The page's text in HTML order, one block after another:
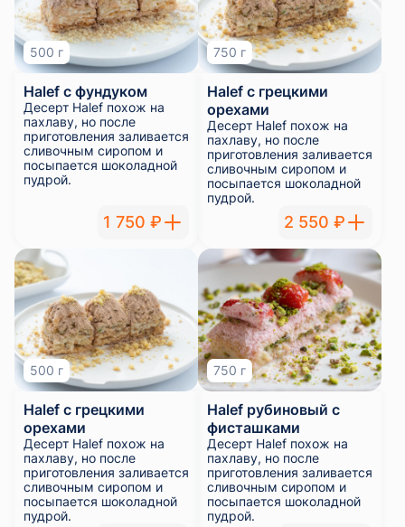
500 г
Halef с фундуком
Десерт Halef похож на
пахлаву, но после
приготовления заливается
сливочным сиропом и
посыпается шоколадной
пудрой.
1 750 ₽
750 г
Halef с грецкими
орехами
Десерт Halef похож на
пахлаву, но после
приготовления заливается
сливочным сиропом и
посыпается шоколадной
пудрой.
2 550 ₽
500 г
Halef с грецкими
орехами
Десерт Halef похож на
пахлаву, но после
приготовления заливается
сливочным сиропом и
посыпается шоколадной
пудрой.
750 г
Halef рубиновый с
фисташками
Десерт Halef похож на
пахлаву, но после
приготовления заливается
сливочным сиропом и
посыпается шоколадной
пудрой.